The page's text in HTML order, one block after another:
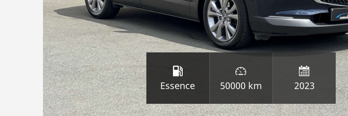
Essence 50000 km 2023